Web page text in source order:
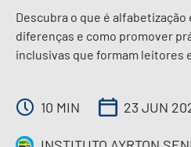
PARA VOCÊ
Descubra o que é
diferenças e como promover
inclusivas que formam leitores
10 MIN 23 JUN